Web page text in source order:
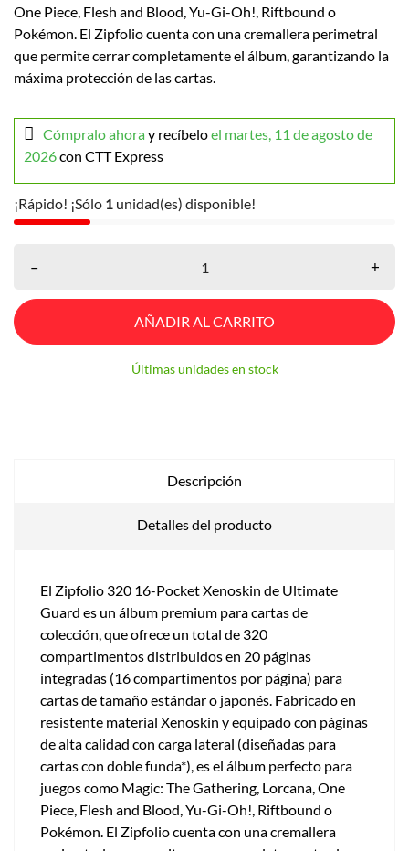
One Piece, Flesh and Blood, Yu-Gi-Oh!, Riftbound o
Pokémon. El Zipfolio cuenta con una cremallera perimetral
que permite cerrar completamente el álbum, garantizando la
máxima protección de las cartas.
Cómpralo ahoray recíbeloel martes, 11 de agosto de
2026con CTT Express
¡Rápido! ¡Sólo 1 unidad(es) disponible!
– +
AÑADIR AL CARRITO
Últimas unidades en stock
Descripción
Detalles del producto
El Zipfolio 320 16-Pocket Xenoskin de Ultimate
Guard es un álbum premium para cartas de
colección, que ofrece un total de 320
compartimentos distribuidos en 20 páginas
integradas (16 compartimentos por página) para
cartas de tamaño estándar o japonés. Fabricado en
resistente material Xenoskin y equipado con páginas
de alta calidad con carga lateral (diseñadas para
cartas con doble funda*), es el álbum perfecto para
juegos como Magic: The Gathering, Lorcana, One
Piece, Flesh and Blood, Yu-Gi-Oh!, Riftbound o
Pokémon. El Zipfolio cuenta con una cremallera